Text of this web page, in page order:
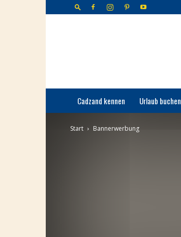
Cadzand kennen Urlaub buchen
Start Bannerwerbung